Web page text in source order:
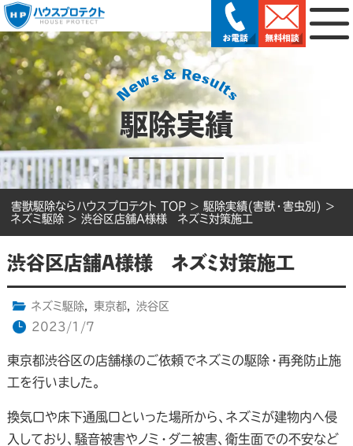
駆除実績
害獣駆除ならハウスプロテクト TOP > 駆除実績(害獣・害虫別) >
ネズミ駆除 > 渋谷区店舗A様様 ネズミ対策施工
渋谷区店舗A様様 ネズミ対策施工
ネズミ駆除, 東京都,
渋谷区
2023/1/7
東京都渋谷区の店舗様のご依頼でネズミの駆除・再発防止施
工を行いました。
換気口や床下通風口といった場所から、ネズミが建物内へ侵
入しており、騒音被害やノミ・ダニ被害、衛生面での不安など